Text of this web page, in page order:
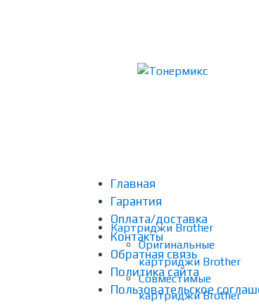
Главная
Гарантия
Оплата/доставка
Контакты
Обратная связь
Политика сайта
Пользовательское
Картриджи Brother
Оригинальные
картриджи Brother
Совместимые
картриджи Brother